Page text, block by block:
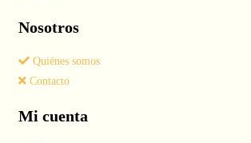
Nosotros
Quiénes somos
Contacto
Mi cuenta